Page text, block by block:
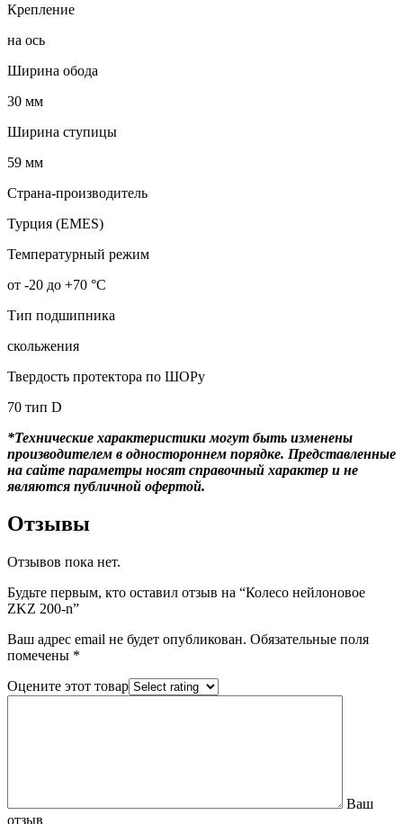
Крепление
на ось
Ширина обода
30 мм
Ширина ступицы
59 мм
Страна-производитель
Турция (EMES)
Температурный режим
от -20 до +70 °С
Тип подшипника
скольжения
Твердость протектора по ШОРу
70 тип D
*Технические характеристики могут быть изменены
производителем в одностороннем порядке. Представленные
на сайте параметры носят справочный характер и не
являются публичной офертой.
Отзывы
Отзывов пока нет.
Будьте первым, кто оставил отзыв на “Колесо нейлоновое
ZKZ 200-n”
Ваш адрес email не будет опубликован. Обязательные поля
помечены *
Оцените этот товар
Ваш
отзыв